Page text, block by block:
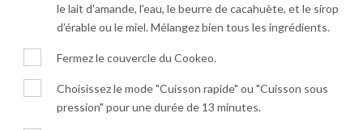
le lait d'amande, l'eau, le beurre de cacahuète, et le sirop
d'érable ou le miel. Mélangez bien tous les ingrédients.
Fermez le couvercle du Cookeo.
Choisissez le mode "Cuisson rapide" ou "Cuisson sous
pression" pour une durée de 13 minutes.